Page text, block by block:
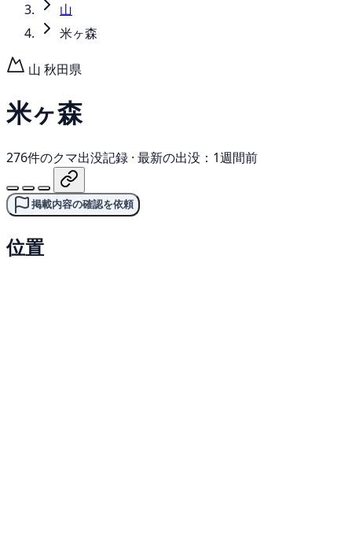
山
米ヶ森
山 秋田県
米ヶ森
276件のクマ出没記録 · 最新の出没：1週間前
掲載内容の確認を依頼
位置